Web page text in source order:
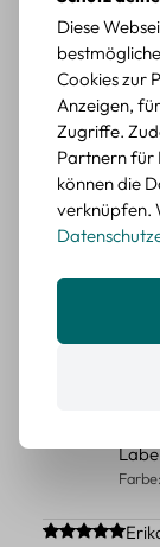
Schöne Motive
Die Sticker
wieder kaufen.
Schöne
Diese
Cookies zur
Anzeigen,
Zugriffe.
Partnern für
können die
verknüpfen.